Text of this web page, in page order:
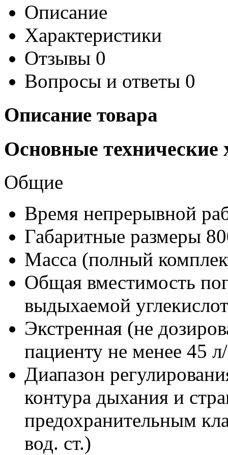
Описание
Характеристики
Отзывы 0
Вопросы и ответы 0
Описание товара
Основные технические
Общие
Время непрерывной
Габаритные размеры
Масса (полный
Общая вместимость
выдыхаемой
Экстренная (не
пациенту не менее 45
Диапазон
контура дыхания и
предохранительным
вод. ст.)